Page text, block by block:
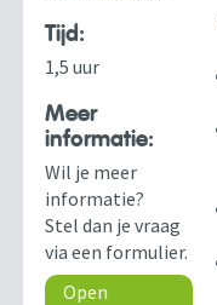
Tijd:
1,5 uur
Meer
informatie:
Wil je meer
informatie?
Stel dan je vraag
via een formulier.
Open